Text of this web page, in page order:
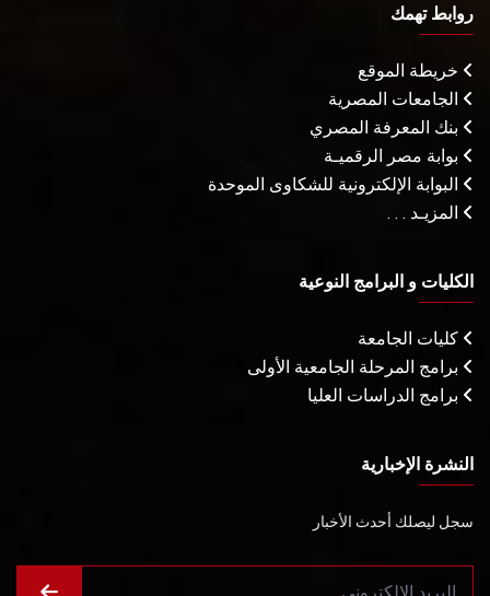
روابط تهمك
خريطة الموقع
الجامعات المصرية
بنك المعرفة المصري
بوابة مصر الرقميـة
البوابة الإلكترونية للشكاوى الموحدة
المزيـد . . .
الكليات و البرامج النوعية
كليات الجامعة
برامج المرحلة الجامعية الأولى
برامج الدراسات العليا
النشرة الإخبارية
سجل ليصلك أحدث الأخبار